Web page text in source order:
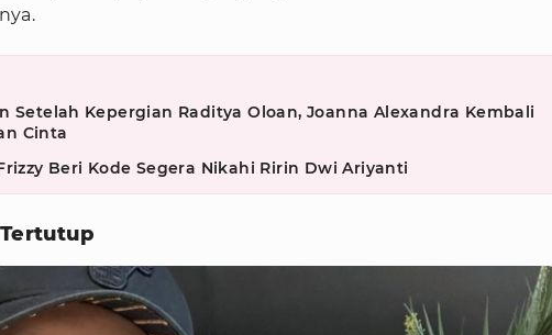
Setelah Kepergian Raditya Oloan, Joanna Alexandra Kembali
Cinta
Beri Kode Segera Nikahi Ririn Dwi Ariyanti